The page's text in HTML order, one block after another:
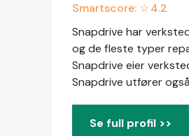
Smartscore: ☆4.2
Snapdrive har
og de fleste typer
Snapdrive eier
Snapdrive utfører
Se full profil >>